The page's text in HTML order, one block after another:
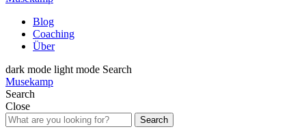
Blog
Coaching
Über
dark mode light mode Search
Musekamp
Search
Close
Search